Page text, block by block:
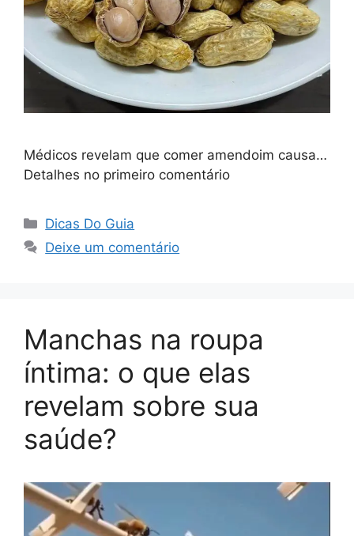
Médicos revelam que comer amendoim causa…
Detalhes no primeiro comentário
Categorias
Dicas Do Guia
Deixe um comentário
Manchas na roupa
íntima: o que elas
revelam sobre sua
saúde?